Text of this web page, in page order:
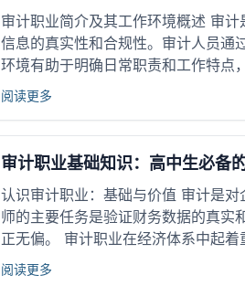
审计职业简介及其工作环境概述 审
信息的真实性和合规性。审计人员通
环境有助于明确日常职责和工作特点
阅读更多
审计职业基础知识：高中生必备
认识审计职业：基础与价值 审计是
师的主要任务是验证财务数据的真实
正无偏。 审计职业在经济体系中起
阅读更多